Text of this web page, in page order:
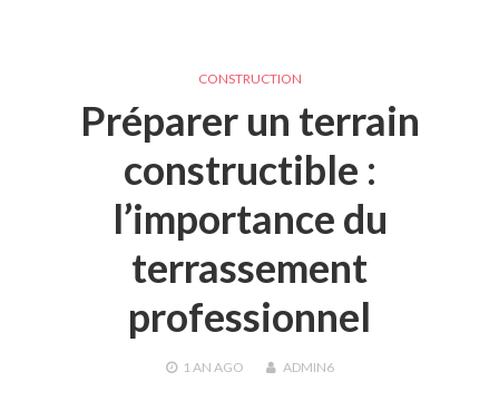
CONSTRUCTION
Préparer un terrain
constructible :
l’importance du
terrassement
professionnel
1 AN AGO ADMIN6